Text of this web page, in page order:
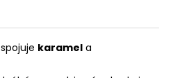
karamel a